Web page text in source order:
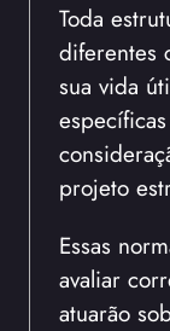
Toda
diferentes
sua vida
projeto
Essas
avaliar
atuarão